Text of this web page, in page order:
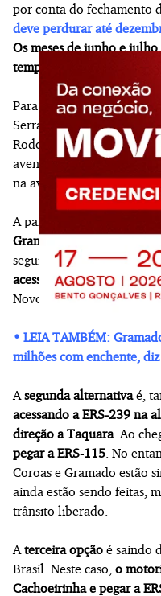
por conta do fechamento
deve perdurar até
Os meses de junho e
temporada na região
Para quem deseja sair de
Serra gaúcha, as saídas
Rodoviária, via Castelo
avenida Assis Brasil, na
na avenida Zaida Jarros.
A partir daí,
os turistas
Gramado e Canela
seguindo pela rodovia até
acessando a ERS-235.
Novo Hamburgo e Ivoti,
• LEIA TAMBÉM:
milhões com enchente,
Asegunda alternativaé,
acessando a ERS-239 na
direção a Taquara. Ao
pegar a ERS-115. No
Coroas e Gramado estão
ainda estão sendo feitas,
trânsito liberado.
Aterceira opção é saindo
Brasil. Neste caso, o
Cachoeirinha e pegar a